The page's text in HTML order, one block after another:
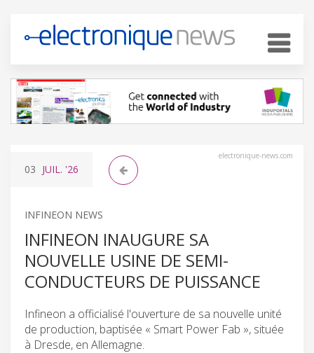
electronique-news.com
03 JUIL. '26
INFINEON NEWS
INFINEON INAUGURE SA
NOUVELLE USINE DE SEMI-
CONDUCTEURS DE PUISSANCE
Infineon a officialisé l'ouverture de sa nouvelle unité
de production, baptisée « Smart Power Fab », située
à Dresde, en Allemagne.